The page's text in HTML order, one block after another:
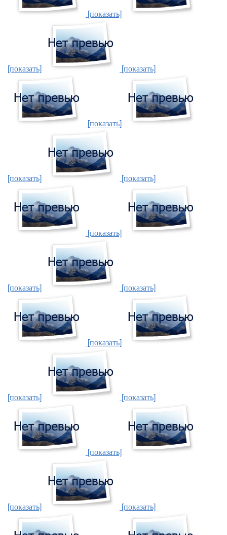
[показать]
[показать] [показать]
[показать]
[показать] [показать]
[показать]
[показать] [показать]
[показать]
[показать] [показать]
[показать]
[показать] [показать]